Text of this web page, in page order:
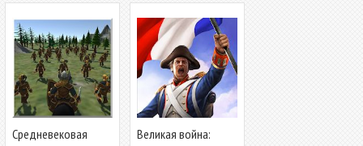
Средневековая
Великая война: